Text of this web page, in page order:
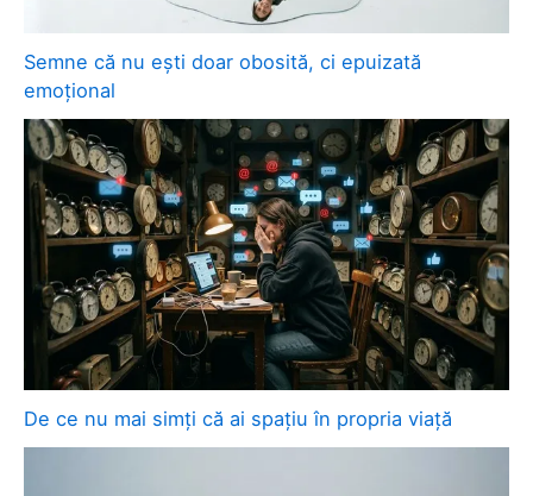
Semne că nu ești doar obosită, ci epuizată
emoțional
De ce nu mai simți că ai spațiu în propria viață